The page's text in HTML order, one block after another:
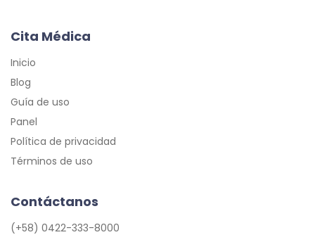
Cita Médica
Inicio
Blog
Guía de uso
Panel
Política de privacidad
Términos de uso
Contáctanos
(+58) 0422-333-8000